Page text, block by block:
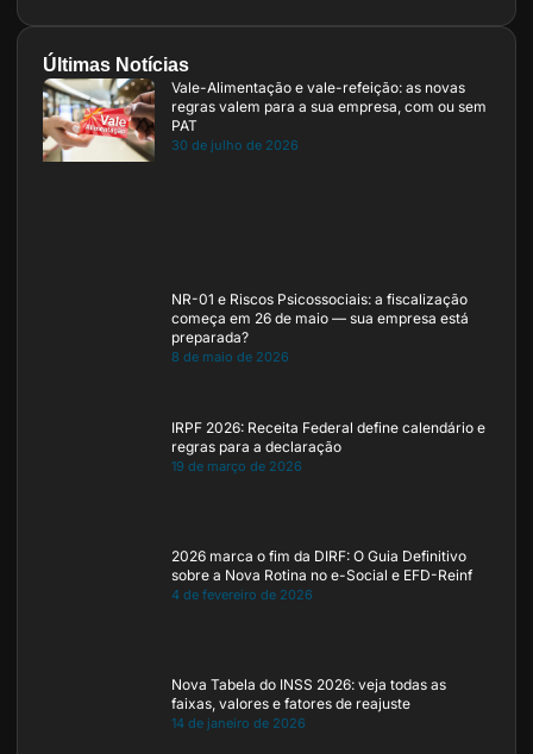
Últimas Notícias
Vale-Alimentação e vale-refeição: as novas
regras valem para a sua empresa, com ou sem
PAT
30 de julho de 2026
NR-01 e Riscos Psicossociais: a fiscalização
começa em 26 de maio — sua empresa está
preparada?
8 de maio de 2026
IRPF 2026: Receita Federal define calendário e
regras para a declaração
19 de março de 2026
2026 marca o fim da DIRF: O Guia Definitivo
sobre a Nova Rotina no e-Social e EFD-Reinf
4 de fevereiro de 2026
Nova Tabela do INSS 2026: veja todas as
faixas, valores e fatores de reajuste
14 de janeiro de 2026